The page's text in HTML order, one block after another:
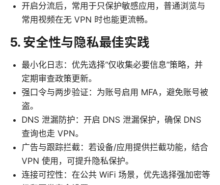
开启分流后，常用于只保护敏感应用，普通浏览与
常用视频在无 VPN 时也能更流畅。
5. 安全性与隐私最佳实践
最小化日志：优先选择“仅收集必要信息”策略，并
定期审查政策更新。
强口令与两步验证：为账号启用 MFA，避免账号被
盗。
DNS 泄漏防护：开启 DNS 泄漏保护，确保 DNS
查询也走 VPN。
广告与跟踪拦截：若设备/应用提供拦截功能，结合
VPN 使用，可提升隐私保护。
连接可控性：在公共 WiFi 场景，优先选择强加密等